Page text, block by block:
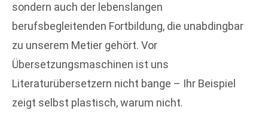
sondern auch der lebenslangen
berufsbegleitenden Fortbildung, die unabdingbar
zu unserem Metier gehört. Vor
Übersetzungsmaschinen ist uns
Literaturübersetzern nicht bange – Ihr Beispiel
zeigt selbst plastisch, warum nicht.